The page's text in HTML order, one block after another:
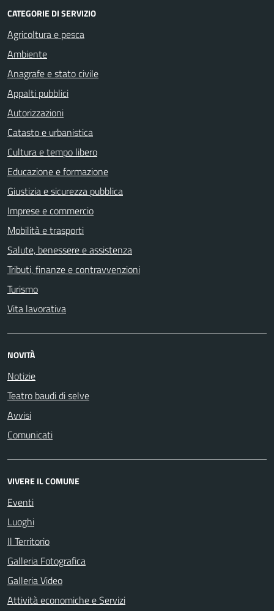
CATEGORIE DI SERVIZIO
Agricoltura e pesca
Ambiente
Anagrafe e stato civile
Appalti pubblici
Autorizzazioni
Catasto e urbanistica
Cultura e tempo libero
Educazione e formazione
Giustizia e sicurezza pubblica
Imprese e commercio
Mobilità e trasporti
Salute, benessere e assistenza
Tributi, finanze e contravvenzioni
Turismo
Vita lavorativa
NOVITÀ
Notizie
Teatro baudi di selve
Avvisi
Comunicati
VIVERE IL COMUNE
Eventi
Luoghi
Il Territorio
Galleria Fotografica
Galleria Video
Attività economiche e Servizi